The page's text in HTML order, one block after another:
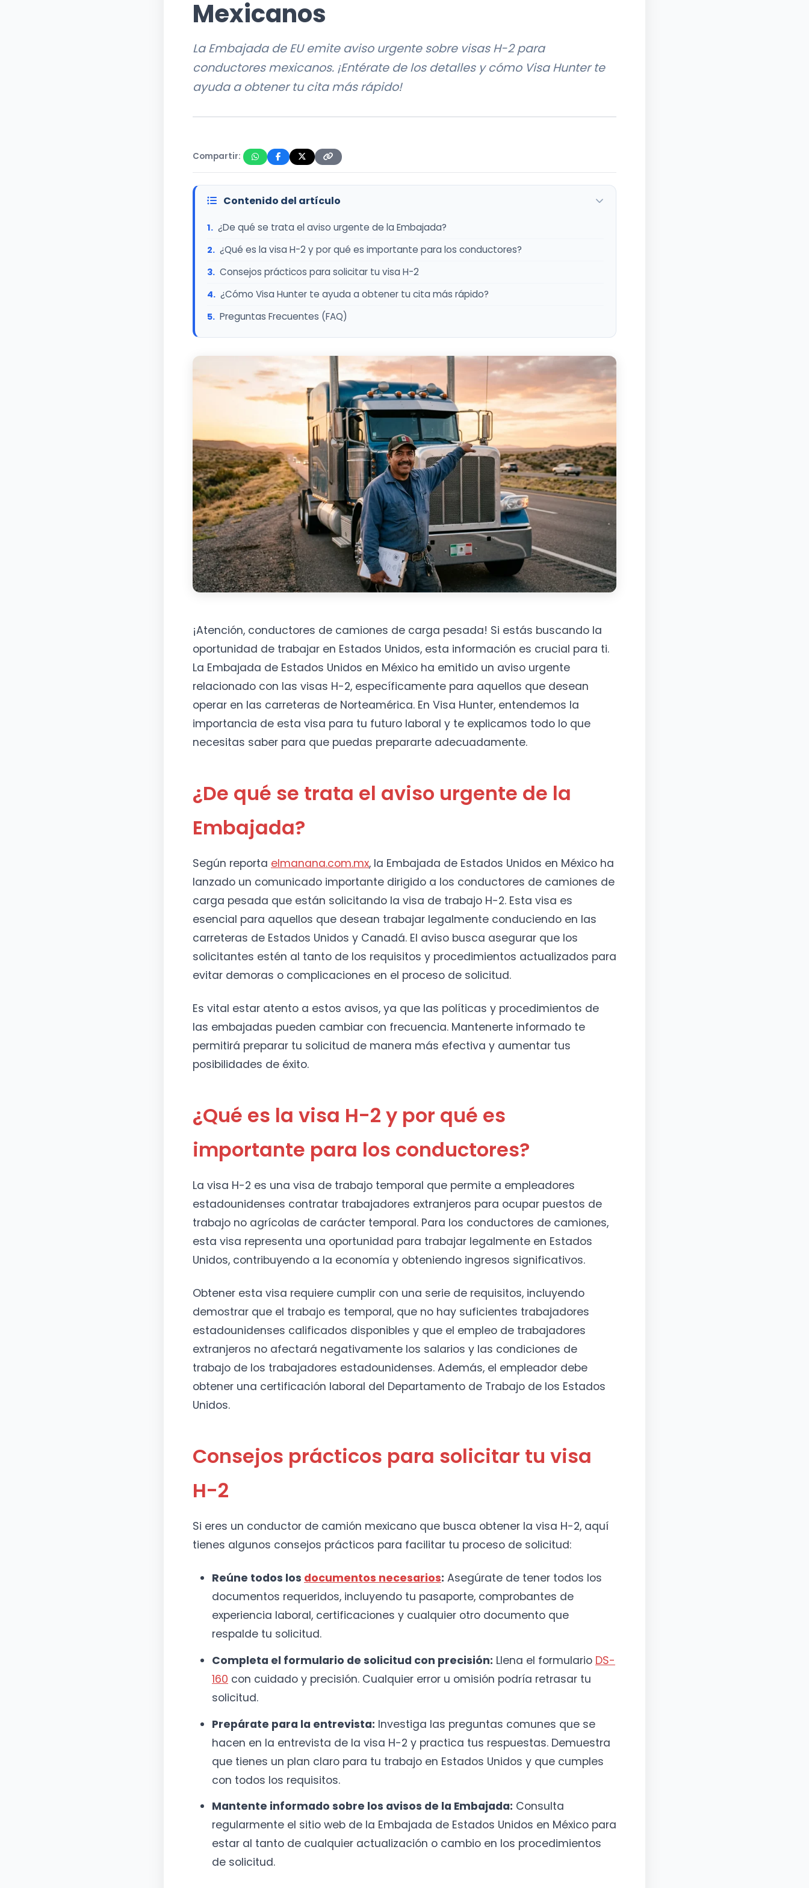
Mexicanos
La Embajada de EU emite aviso urgente sobre visas H-2 para
conductores mexicanos. ¡Entérate de los detalles y cómo Visa Hunter te
ayuda a obtener tu cita más rápido!
Compartir:
Contenido del artículo
¿De qué se trata el aviso urgente de la Embajada?
¿Qué es la visa H-2 y por qué es importante para los conductores?
Consejos prácticos para solicitar tu visa H-2
¿Cómo Visa Hunter te ayuda a obtener tu cita más rápido?
Preguntas Frecuentes (FAQ)
¡Atención, conductores de camiones de carga pesada! Si estás buscando la
oportunidad de trabajar en Estados Unidos, esta información es crucial para ti.
La Embajada de Estados Unidos en México ha emitido un aviso urgente
relacionado con las visas H-2, específicamente para aquellos que desean
operar en las carreteras de Norteamérica. En Visa Hunter, entendemos la
importancia de esta visa para tu futuro laboral y te explicamos todo lo que
necesitas saber para que puedas prepararte adecuadamente.
¿De qué se trata el aviso urgente de la
Embajada?
Según reporta elmanana.com.mx, la Embajada de Estados Unidos en México ha
lanzado un comunicado importante dirigido a los conductores de camiones de
carga pesada que están solicitando la visa de trabajo H-2. Esta visa es
esencial para aquellos que desean trabajar legalmente conduciendo en las
carreteras de Estados Unidos y Canadá. El aviso busca asegurar que los
solicitantes estén al tanto de los requisitos y procedimientos actualizados para
evitar demoras o complicaciones en el proceso de solicitud.
Es vital estar atento a estos avisos, ya que las políticas y procedimientos de
las embajadas pueden cambiar con frecuencia. Mantenerte informado te
permitirá preparar tu solicitud de manera más efectiva y aumentar tus
posibilidades de éxito.
¿Qué es la visa H-2 y por qué es
importante para los conductores?
La visa H-2 es una visa de trabajo temporal que permite a empleadores
estadounidenses contratar trabajadores extranjeros para ocupar puestos de
trabajo no agrícolas de carácter temporal. Para los conductores de camiones,
esta visa representa una oportunidad para trabajar legalmente en Estados
Unidos, contribuyendo a la economía y obteniendo ingresos significativos.
Obtener esta visa requiere cumplir con una serie de requisitos, incluyendo
demostrar que el trabajo es temporal, que no hay suficientes trabajadores
estadounidenses calificados disponibles y que el empleo de trabajadores
extranjeros no afectará negativamente los salarios y las condiciones de
trabajo de los trabajadores estadounidenses. Además, el empleador debe
obtener una certificación laboral del Departamento de Trabajo de los Estados
Unidos.
Consejos prácticos para solicitar tu visa
H-2
Si eres un conductor de camión mexicano que busca obtener la visa H-2, aquí
tienes algunos consejos prácticos para facilitar tu proceso de solicitud:
Reúne todos los documentos necesarios: Asegúrate de tener todos los
documentos requeridos, incluyendo tu pasaporte, comprobantes de
experiencia laboral, certificaciones y cualquier otro documento que
respalde tu solicitud.
Completa el formulario de solicitud con precisión: Llena el formulario DS-
160 con cuidado y precisión. Cualquier error u omisión podría retrasar tu
solicitud.
Prepárate para la entrevista: Investiga las preguntas comunes que se
hacen en la entrevista de la visa H-2 y practica tus respuestas. Demuestra
que tienes un plan claro para tu trabajo en Estados Unidos y que cumples
con todos los requisitos.
Mantente informado sobre los avisos de la Embajada: Consulta
regularmente el sitio web de la Embajada de Estados Unidos en México para
estar al tanto de cualquier actualización o cambio en los procedimientos
de solicitud.